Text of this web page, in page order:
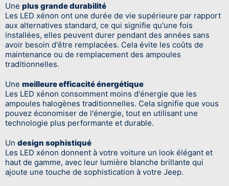
Une plus grande durabilité
Les LED xénon ont une durée de vie supérieure par rapport
aux alternatives standard, ce qui signifie qu'une fois
installées, elles peuvent durer pendant des années sans
avoir besoin d'être remplacées. Cela évite les coûts de
maintenance ou de remplacement des ampoules
traditionnelles.
Une meilleure efficacité énergétique
Les LED xénon consomment moins d'énergie que les
ampoules halogènes traditionnelles. Cela signifie que vous
pouvez économiser de l'énergie, tout en utilisant une
technologie plus performante et durable.
Un design sophistiqué
Les LED xénon donnent à votre voiture un look élégant et
haut de gamme, avec leur lumière blanche brillante qui
ajoute une touche de sophistication à votre Jeep.